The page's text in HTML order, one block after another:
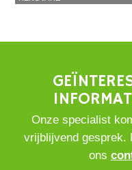
Onze specialist
vrijblijvend gesprek.
ons